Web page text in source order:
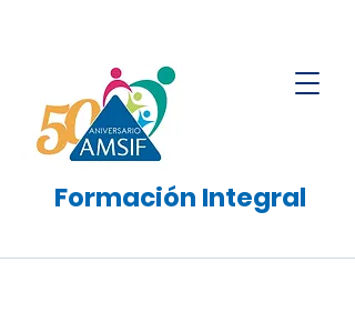
Formación Integral